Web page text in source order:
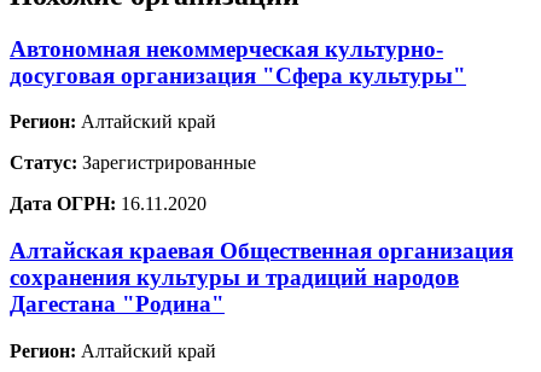
Автономная некоммерческая культурно-
досуговая организация "Сфера культуры"
Регион: Алтайский край
Статус: Зарегистрированные
Дата ОГРН: 16.11.2020
Алтайская краевая Общественная организация
сохранения культуры и традиций народов
Дагестана "Родина"
Регион: Алтайский край